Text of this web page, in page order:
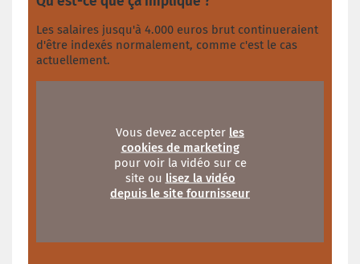
Les salaires jusqu'à 4.000 euros brut continueraient
d'être indexés normalement, comme c'est le cas
actuellement.
Vous devez accepter les
cookies de marketing
pour voir la vidéo sur ce
site ou lisez la vidéo
depuis le site fournisseur